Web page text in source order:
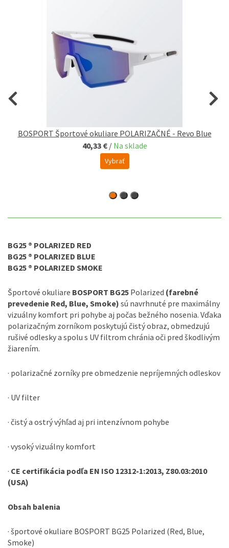
BOSPORT Športové okuliare POLARIZAČNÉ - Revo Blue
40,33 € / Na sklade
Vybrať
BG25 ® POLARIZED RED
BG25 ® POLARIZED BLUE
BG25 ® POLARIZED SMOKE
Športové okuliare BOSPORT BG25 Polarized (farebné
prevedenie Red, Blue, Smoke) sú navrhnuté pre maximálny
vizuálny komfort pri pohybe aj počas bežného nosenia. Vďaka
polarizačným zorníkom poskytujú čistý obraz, obmedzujú
rušivé odlesky a spolu s UV filtrom chránia oči pred škodlivým
žiarením.
· polarizačné zorníky pre obmedzenie nepríjemných odleskov
· UV filter
· čistý a ostrý výhľad aj pri intenzívnom pohybe
· vysoký vizuálny komfort
· CE certifikácia podľa EN ISO 12312-1:2013, Z80.03:2010
(USA)
Obsah balenia
· športové okuliare BOSPORT BG25 Polarized (Red, Blue,
Smoke)